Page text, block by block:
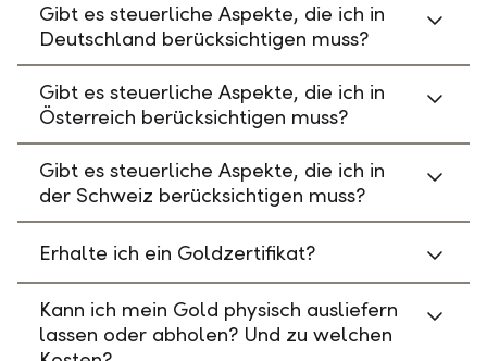
Gibt es steuerliche Aspekte, die ich in
Deutschland berücksichtigen muss?
Gibt es steuerliche Aspekte, die ich in
Österreich berücksichtigen muss?
Gibt es steuerliche Aspekte, die ich in
der Schweiz berücksichtigen muss?
Erhalte ich ein Goldzertifikat?
Kann ich mein Gold physisch ausliefern
lassen oder abholen? Und zu welchen